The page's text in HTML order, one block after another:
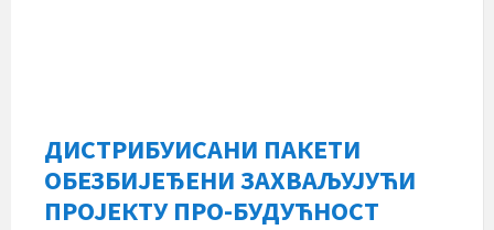
ДИСТРИБУИСАНИ ПАКЕТИ
ОБЕЗБИЈЕЂЕНИ ЗАХВАЉУЈУЋИ
ПРОЈЕКТУ ПРО-БУДУЋНОСТ